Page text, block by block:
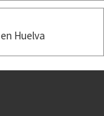
Huelva